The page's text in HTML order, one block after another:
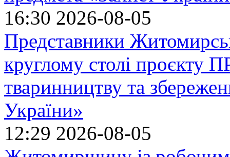
16:30 2026-08-05
Представники
круглому столі проєкту
тваринництву та
України»
12:29 2026-08-05